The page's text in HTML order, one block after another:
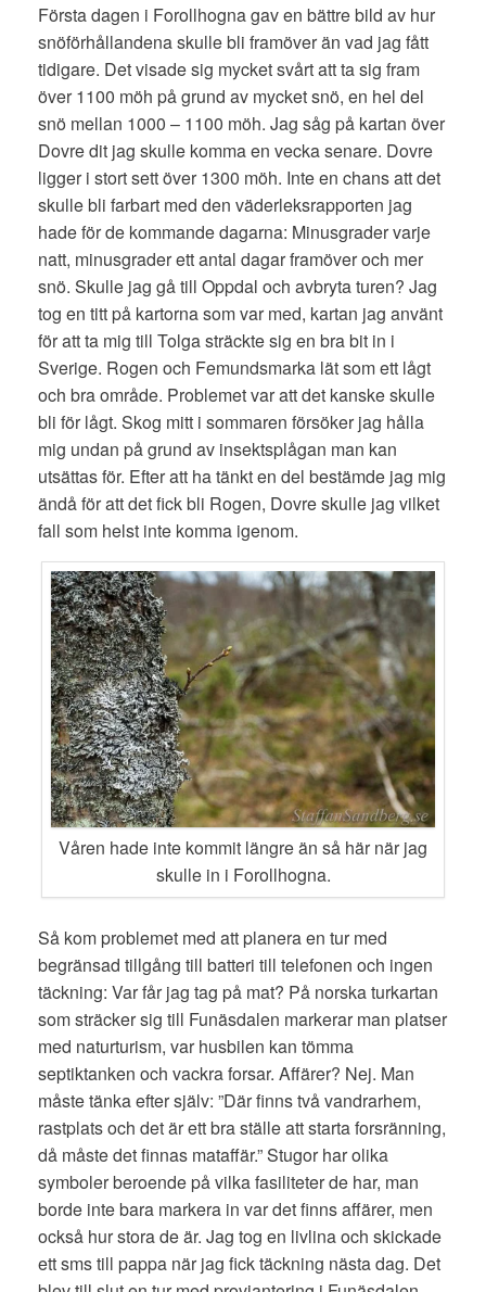
Första dagen i Forollhogna gav en bättre bild av hur
snöförhållandena skulle bli framöver än vad jag fått
tidigare. Det visade sig mycket svårt att ta sig fram
över 1100 möh på grund av mycket snö, en hel del
snö mellan 1000 – 1100 möh. Jag såg på kartan över
Dovre dit jag skulle komma en vecka senare. Dovre
ligger i stort sett över 1300 möh. Inte en chans att det
skulle bli farbart med den väderleksrapporten jag
hade för de kommande dagarna: Minusgrader varje
natt, minusgrader ett antal dagar framöver och mer
snö. Skulle jag gå till Oppdal och avbryta turen? Jag
tog en titt på kartorna som var med, kartan jag använt
för att ta mig till Tolga sträckte sig en bra bit in i
Sverige. Rogen och Femundsmarka lät som ett lågt
och bra område. Problemet var att det kanske skulle
bli för lågt. Skog mitt i sommaren försöker jag hålla
mig undan på grund av insektsplågan man kan
utsättas för. Efter att ha tänkt en del bestämde jag mig
ändå för att det fick bli Rogen, Dovre skulle jag vilket
fall som helst inte komma igenom.
Våren hade inte kommit längre än så här när jag
skulle in i Forollhogna.
Så kom problemet med att planera en tur med
begränsad tillgång till batteri till telefonen och ingen
täckning: Var får jag tag på mat? På norska turkartan
som sträcker sig till Funäsdalen markerar man platser
med naturturism, var husbilen kan tömma
septiktanken och vackra forsar. Affärer? Nej. Man
måste tänka efter själv: ”Där finns två vandrarhem,
rastplats och det är ett bra ställe att starta forsränning,
då måste det finnas mataffär.” Stugor har olika
symboler beroende på vilka fasiliteter de har, man
borde inte bara markera in var det finns affärer, men
också hur stora de är. Jag tog en livlina och skickade
ett sms till pappa när jag fick täckning nästa dag. Det